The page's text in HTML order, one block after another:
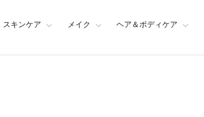
スキンケア メイク ヘア＆ボディケア